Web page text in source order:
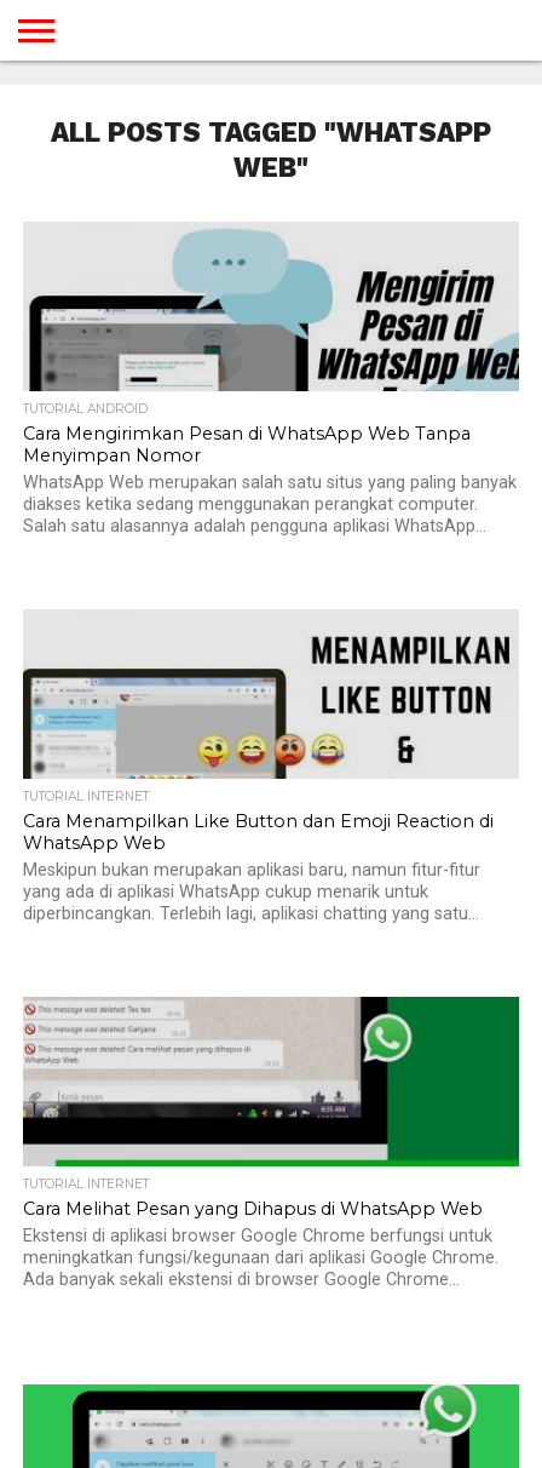
GAMES
DESAIN
ANDROID
IOS
YOUTUBE
INTERNET
WINDOWS
LINUX
MACINTOSH
MESSENGER
BLOGSPOT
WORDPRESS
PEMROGRAMAN
SEO
WEB
SERVER
ALL POSTS TAGGED "WHATSAPP
WEB"
TUTORIAL ANDROID
Cara Mengirimkan Pesan di WhatsApp Web Tanpa
Menyimpan Nomor
WhatsApp Web merupakan salah satu situs yang paling banyak
diakses ketika sedang menggunakan perangkat computer.
Salah satu alasannya adalah pengguna aplikasi WhatsApp...
TUTORIAL INTERNET
Cara Menampilkan Like Button dan Emoji Reaction di
WhatsApp Web
Meskipun bukan merupakan aplikasi baru, namun fitur-fitur
yang ada di aplikasi WhatsApp cukup menarik untuk
diperbincangkan. Terlebih lagi, aplikasi chatting yang satu...
TUTORIAL INTERNET
Cara Melihat Pesan yang Dihapus di WhatsApp Web
Ekstensi di aplikasi browser Google Chrome berfungsi untuk
meningkatkan fungsi/kegunaan dari aplikasi Google Chrome.
Ada banyak sekali ekstensi di browser Google Chrome...